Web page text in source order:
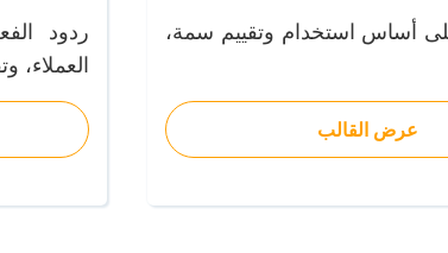
أساس استخدام وتقييم سمة،
عرض القالب
ردود
العملاء،